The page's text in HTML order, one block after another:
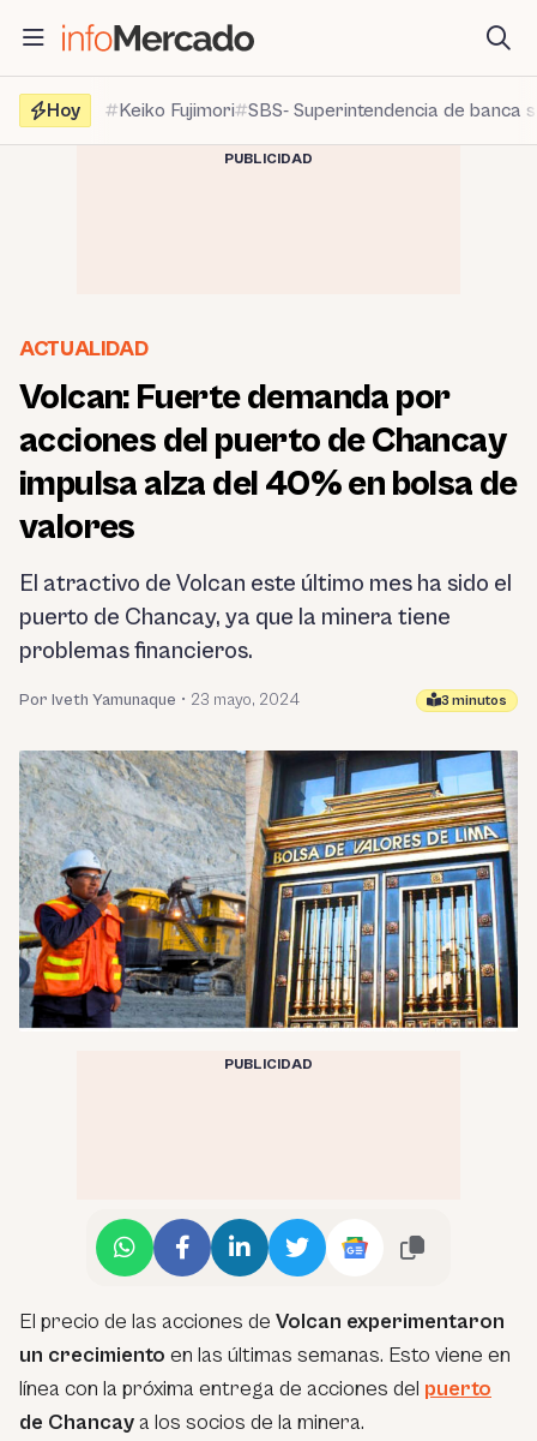
contenido
Hoy
Keiko Fujimori SBS- Superintendencia de banca
PUBLICIDAD
ACTUALIDAD
Volcan: Fuerte demanda por
acciones del puerto de Chancay
impulsa alza del 40% en bolsa de
valores
El atractivo de Volcan este último mes ha sido el
puerto de Chancay, ya que la minera tiene
problemas financieros.
Por Iveth Yamunaque • 23 mayo, 2024 3 minutos
PUBLICIDAD
El precio de las acciones de Volcan experimentaron
un crecimiento en las últimas semanas. Esto viene en
línea con la próxima entrega de acciones del puerto
de Chancaya los socios de la minera.